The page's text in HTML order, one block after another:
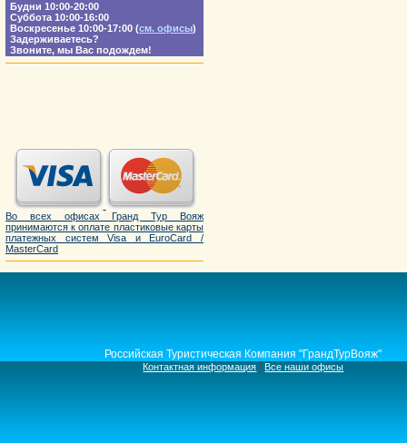
Будни 10:00-20:00
Суббота 10:00-16:00
Воскресенье 10:00-17:00 (см. офисы)
Задерживаетесь?
Звоните, мы Вас подождем!
Во всех офисах Гранд Тур Вояж
принимаются к оплате пластиковые карты
платежных систем Visa и EuroCard /
MasterCard
Российская Туристическая Компания "ГрандТурВояж"
Контактная информация |Все наши офисы